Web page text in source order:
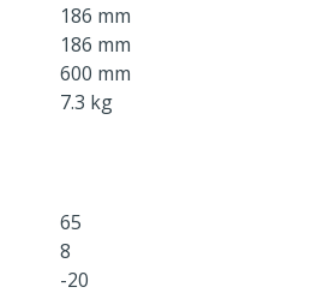
186 mm
186 mm
600 mm
7.3 kg
65
8
-20